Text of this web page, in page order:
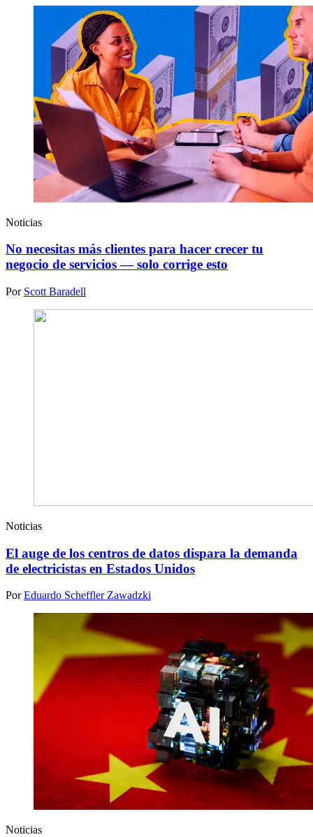
Noticias
No necesitas más clientes para hacer crecer tu
negocio de servicios — solo corrige esto
Por Scott Baradell
Noticias
El auge de los centros de datos dispara la demanda
de electricistas en Estados Unidos
PorEduardo Scheffler Zawadzki
Noticias